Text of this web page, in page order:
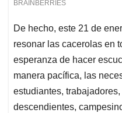
De hecho, este 21 de
resonar las cacerolas en
esperanza de hacer
manera pacífica, las
estudiantes,
descendientes,